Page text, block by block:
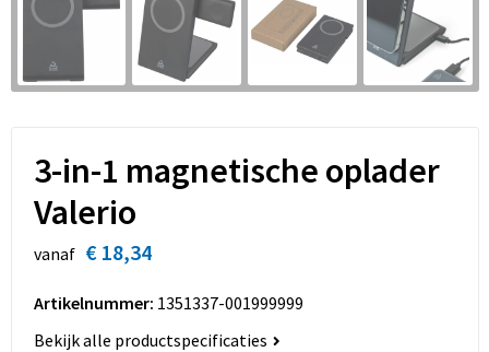
Sinterklaas
Sleutelhangers en Lanyards
Spellen voor binnen en buiten
Sport
Vrije tijd en Strand
Overhemden
Strandtassen
Toilettassen
Accessoires voor tassen
Schoenentassen
Matrozentassen
3-in-1 magnetische oplader
Valerio
vanaf € 18,34
Artikelnummer: 1351337-001999999
Bekijk alle productspecificaties